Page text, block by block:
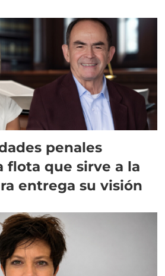
penales
flota que sirve a la
entrega su visión